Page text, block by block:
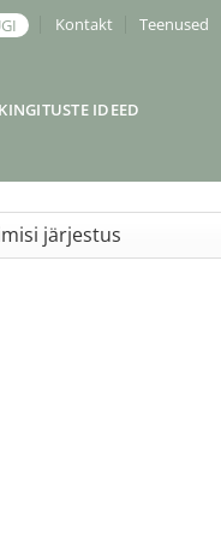
Kontakt Teenused
IDEED